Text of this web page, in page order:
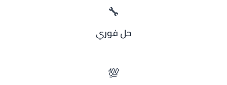
🔧
حل فوري
💯